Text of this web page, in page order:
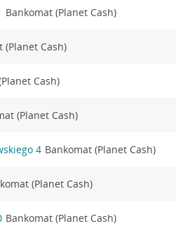
Bankomat (Planet Cash)
(Planet Cash)
Cash)
(Planet Cash)
4 Bankomat (Planet Cash)
(Planet Cash)
Bankomat (Planet Cash)